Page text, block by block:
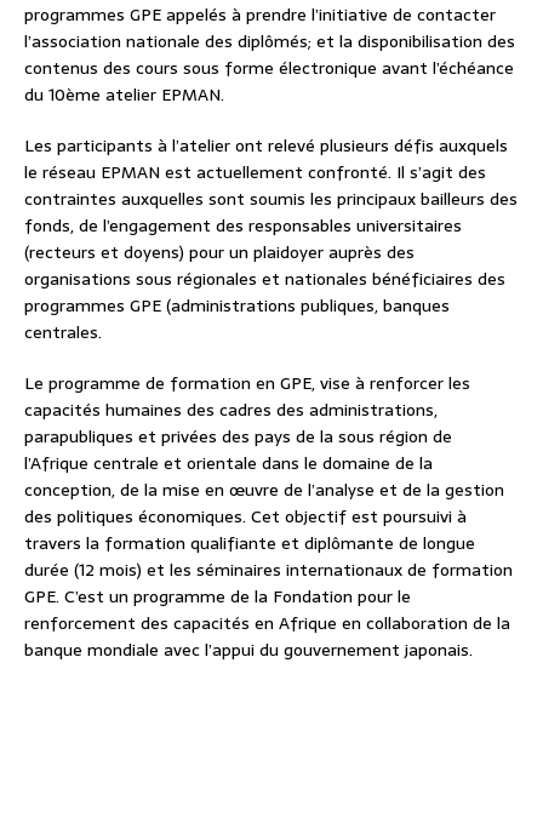
programmes GPE appelés à prendre l’initiative de contacter
l’association nationale des diplômés; et la disponibilisation des
contenus des cours sous forme électronique avant l’échéance
du 10ème atelier EPMAN.
Les participants à l’atelier ont relevé plusieurs défis auxquels
le réseau EPMAN est actuellement confronté. Il s’agit des
contraintes auxquelles sont soumis les principaux bailleurs des
fonds, de l’engagement des responsables universitaires
(recteurs et doyens) pour un plaidoyer auprès des
organisations sous régionales et nationales bénéficiaires des
programmes GPE (administrations publiques, banques
centrales.
Le programme de formation en GPE, vise à renforcer les
capacités humaines des cadres des administrations,
parapubliques et privées des pays de la sous région de
l’Afrique centrale et orientale dans le domaine de la
conception, de la mise en œuvre de l’analyse et de la gestion
des politiques économiques. Cet objectif est poursuivi à
travers la formation qualifiante et diplômante de longue
durée (12 mois) et les séminaires internationaux de formation
GPE. C’est un programme de la Fondation pour le
renforcement des capacités en Afrique en collaboration de la
banque mondiale avec l’appui du gouvernement japonais.